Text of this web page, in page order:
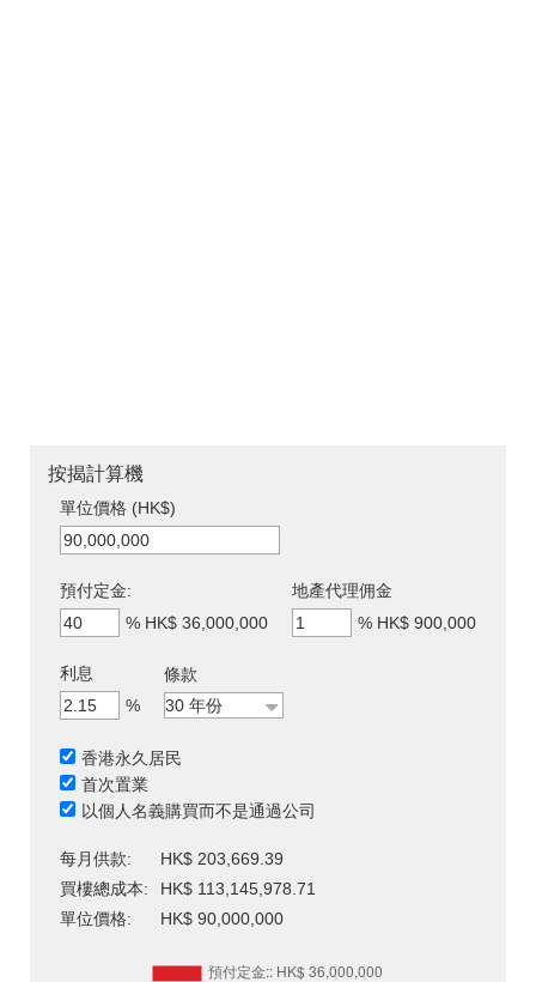
按揭計算機
單位價格 (HK$)
預付定金:
% HK$ 36,000,000
地產代理佣金
% HK$ 900,000
利息
%
條款
香港永久居民
首次置業
以個人名義購買而不是通過公司
每月供款:
HK$ 203,669.39
買樓總成本:
HK$ 113,145,978.71
單位價格:
HK$ 90,000,000